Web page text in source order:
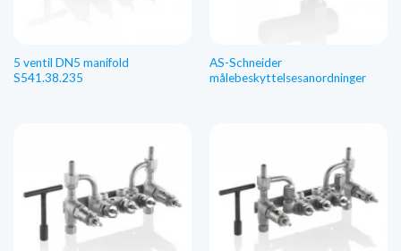
5 ventil DN5 manifold
S541.38.235
AS-Schneider
målebeskyttelsesanordninger